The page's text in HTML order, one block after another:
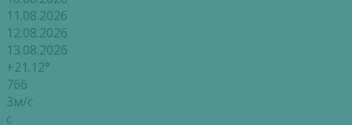
11.08.2026
12.08.2026
13.08.2026
+21.12°
766
3м/с
с